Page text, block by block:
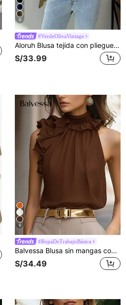
9
#VerdeOlivaVintage
Aloruh Blusa tejida con pliegues en línea H sin mangas de estilo minimalista y de oficina, para primavera/verano
S/33.99
6
#RopaDeTrabajoBásica
Balvessa Blusa sin mangas con pliegues fruncidos, camisa de mujer elegante y intelectual de unicolor
S/34.49